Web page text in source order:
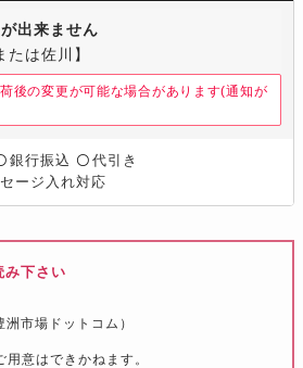
出来ません
は佐川】
後の変更が可能な場合があります(通知が
銀行振込 〇 代引き
ージ入れ対応
み下さい
洲市場ドットコム）
意はできかねます。